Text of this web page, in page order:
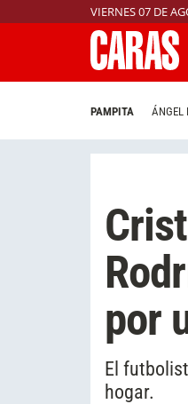
VIERNES 07 DE
PAMPITA ÁNGEL
por
El
hogar.